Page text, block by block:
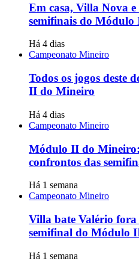
Em casa, Villa Nova
semifinais do
Há 4 dias
Campeonato Mineiro
Todos os jogos deste
II do Mineiro
Há 4 dias
Campeonato Mineiro
Módulo II do Mineiro:
confrontos das
Há 1 semana
Campeonato Mineiro
Villa bate Valério fora
semifinal do Módulo
Há 1 semana